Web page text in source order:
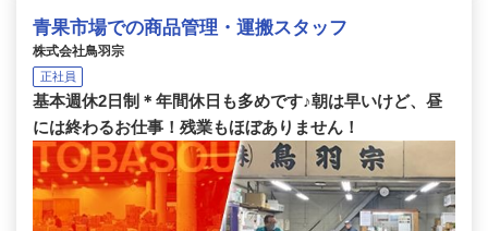
青果市場での商品管理・運搬スタッフ
株式会社鳥羽宗
正社員
基本週休2日制＊年間休日も多めです♪朝は早いけど、昼
には終わるお仕事！残業もほぼありません！